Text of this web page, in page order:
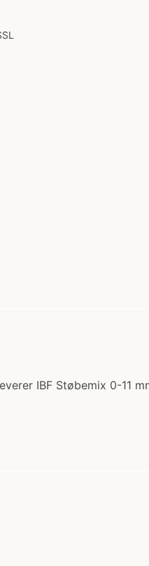
IBF Støbemix 0-11